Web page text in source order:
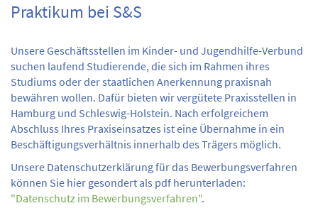
Praktikum bei S&S
Unsere Geschäftsstellen im Kinder- und Jugendhilfe-Verbund
suchen laufend Studierende, die sich im Rahmen ihres
Studiums oder der staatlichen Anerkennung praxisnah
bewähren wollen. Dafür bieten wir vergütete Praxisstellen in
Hamburg und Schleswig-Holstein. Nach erfolgreichem
Abschluss Ihres Praxiseinsatzes ist eine Übernahme in ein
Beschäftigungsverhältnis innerhalb des Trägers möglich.
Unsere Datenschutzerklärung für das Bewerbungsverfahren
können Sie hier gesondert als pdf herunterladen:
"Datenschutz im Bewerbungsverfahren".